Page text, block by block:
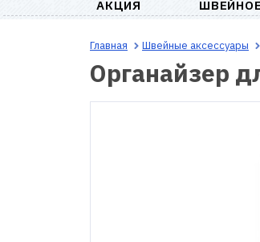
АКЦИЯ
Главная Швейные аксессуары
Органайзер